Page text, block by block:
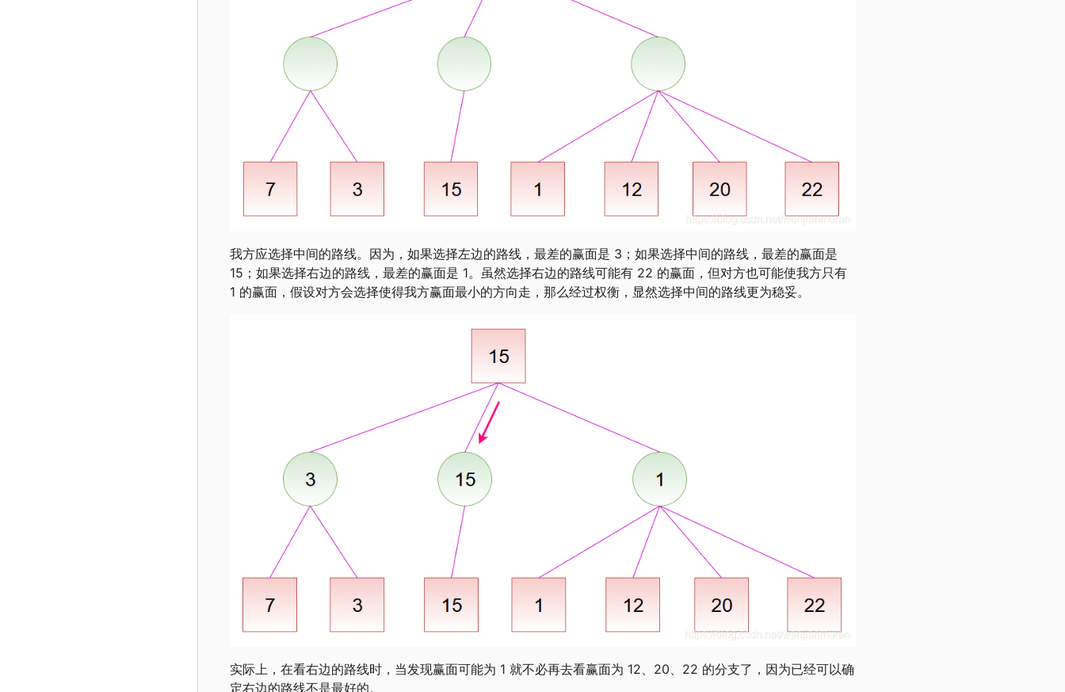
我方应选择中间的路线。因为，如果选择左边的路线，最差的赢面是 3；如果选择中间的路线，最差的赢面是
15；如果选择右边的路线，最差的赢面是 1。虽然选择右边的路线可能有 22 的赢面，但对方也可能使我方只有
1 的赢面，假设对方会选择使得我方赢面最小的方向走，那么经过权衡，显然选择中间的路线更为稳妥。
实际上，在看右边的路线时，当发现赢面可能为 1 就不必再去看赢面为 12、20、22 的分支了，因为已经可以确
定右边的路线不是最好的。